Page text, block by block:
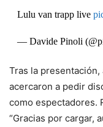
Lulu van trapp live
— Davide Pinoli
Tras la
acercaron a pedir
como espectadores.
“Gracias por cargar,